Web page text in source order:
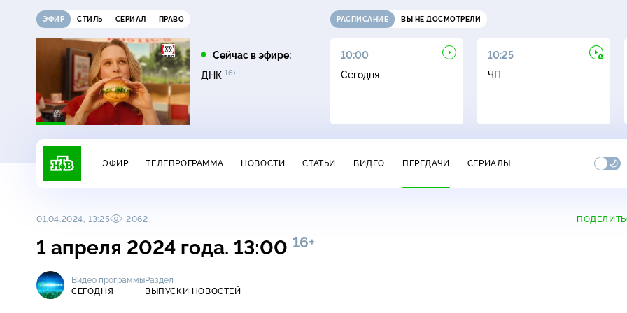
ЭФИР СТИЛЬ СЕРИАЛ ПРАВО
Сейчас в эфире:
ДНК 16+
РАСПИСАНИЕ ВЫ НЕ ДОСМОТРЕЛИ
07:35
Лесник16+
08:05
Лесник. Своя земля
10:00
Сегодня
10:25
ЧП
ЭФИР ТЕЛЕПРОГРАММА НОВОСТИ СТАТЬИ ВИДЕО ПЕРЕДАЧИ СЕРИАЛЫ
01.04.2024, 13:25 2062
1 апреля 2024 года. 13:00 16+
Видео программы
СЕГОДНЯ
Раздел
ВЫПУСКИ НОВОСТЕЙ